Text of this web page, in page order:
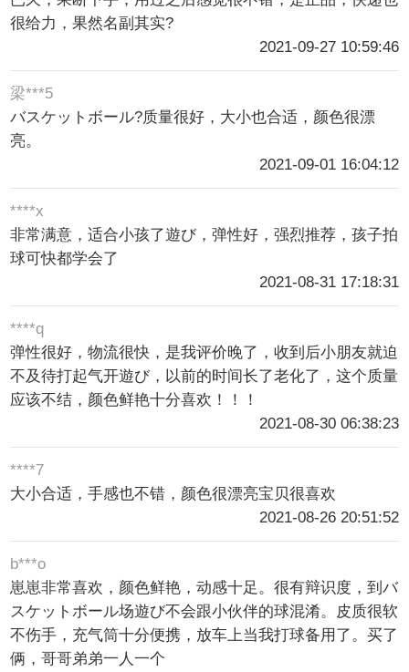
很给力，果然名副其实?
2021-09-27 10:59:46
梁***5
バスケットボール?质量很好，大小也合适，颜色很漂
亮。
2021-09-01 16:04:12
****x
非常满意，适合小孩了遊び，弹性好，强烈推荐，孩子拍
球可快都学会了
2021-08-31 17:18:31
****q
弹性很好，物流很快，是我评价晚了，收到后小朋友就迫
不及待打起气开遊び，以前的时间长了老化了，这个质量
应该不结，颜色鲜艳十分喜欢！！！
2021-08-30 06:38:23
****7
大小合适，手感也不错，颜色很漂亮宝贝很喜欢
2021-08-26 20:51:52
b***o
崽崽非常喜欢，颜色鲜艳，动感十足。很有辩识度，到バ
スケットボール场遊び不会跟小伙伴的球混淆。皮质很软
不伤手，充气筒十分便携，放车上当我打球备用了。买了
俩，哥哥弟弟一人一个